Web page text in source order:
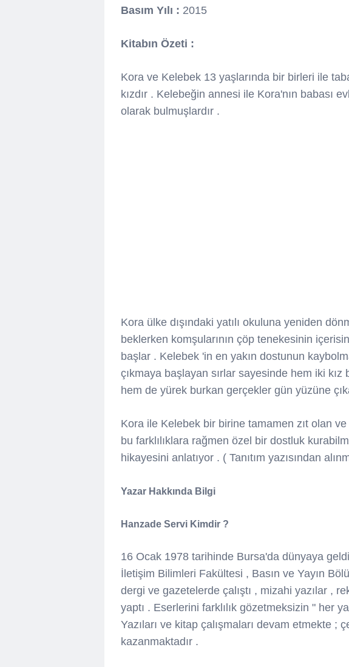
Basım Yılı : 2015
Kitabın Özeti :
Kora ve Kelebek 13 yaşlarında bir birleri ile
kızdır . Kelebeğin annesi ile Kora'nın babası
olarak bulmuşlardır .
Kora ülke dışındaki yatılı okuluna yeniden
beklerken komşularının çöp tenekesinin
başlar . Kelebek 'in en yakın dostunun
çıkmaya başlayan sırlar sayesinde hem iki
hem de yürek burkan gerçekler gün yüzüne
Kora ile Kelebek bir birine tamamen zıt olan ve
bu farklılıklara rağmen özel bir dostluk
hikayesini anlatıyor . ( Tanıtım yazısından
Yazar Hakkında Bilgi
Hanzade Servi Kimdir ?
16 Ocak 1978 tarihinde Bursa'da dünyaya
İletişim Bilimleri Fakültesi , Basın ve Yayın
dergi ve gazetelerde çalıştı , mizahi yazılar ,
yaptı . Eserlerini farklılık gözetmeksizin " her
Yazıları ve kitap çalışmaları devam etmekte ;
kazanmaktadır .